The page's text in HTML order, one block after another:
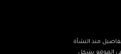
منذ النشأة